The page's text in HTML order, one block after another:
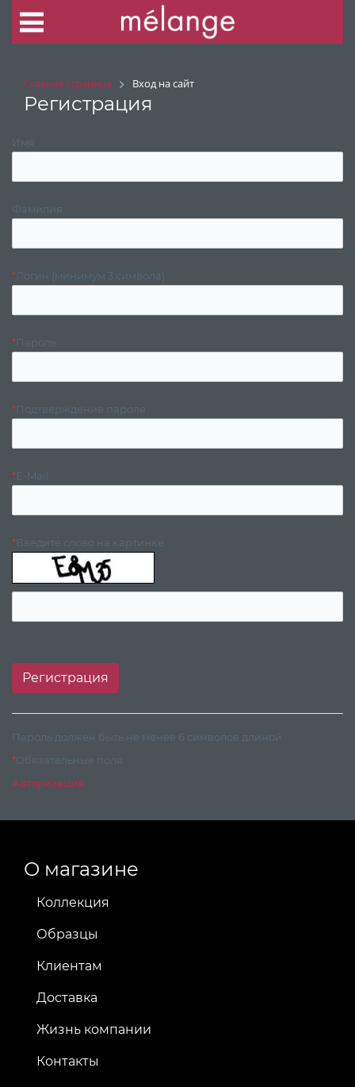
Главная страница Вход на сайт
Регистрация
Имя
Фамилия
*Логин (минимум 3 символа)
*Пароль
*Подтверждение пароля
*E-Mail
*Введите слово на картинке
Пароль должен быть не менее 6 символов длиной.
*Обязательные поля.
Авторизация
О магазине
Коллекция
Образцы
Клиентам
Доставка
Жизнь компании
Контакты